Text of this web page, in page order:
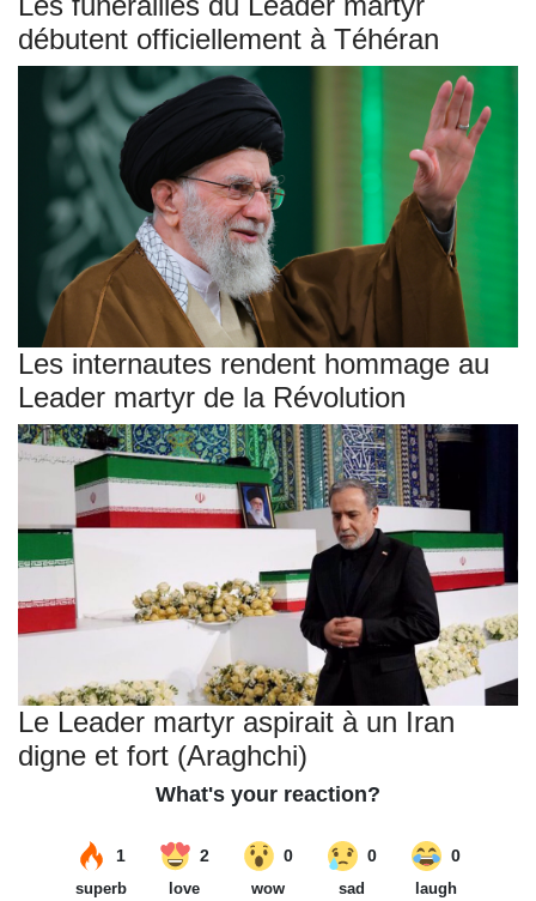
débutent officiellement à Téhéran
Les internautes rendent hommage au
Leader martyr de la Révolution
Le Leader martyr aspirait à un Iran
digne et fort (Araghchi)